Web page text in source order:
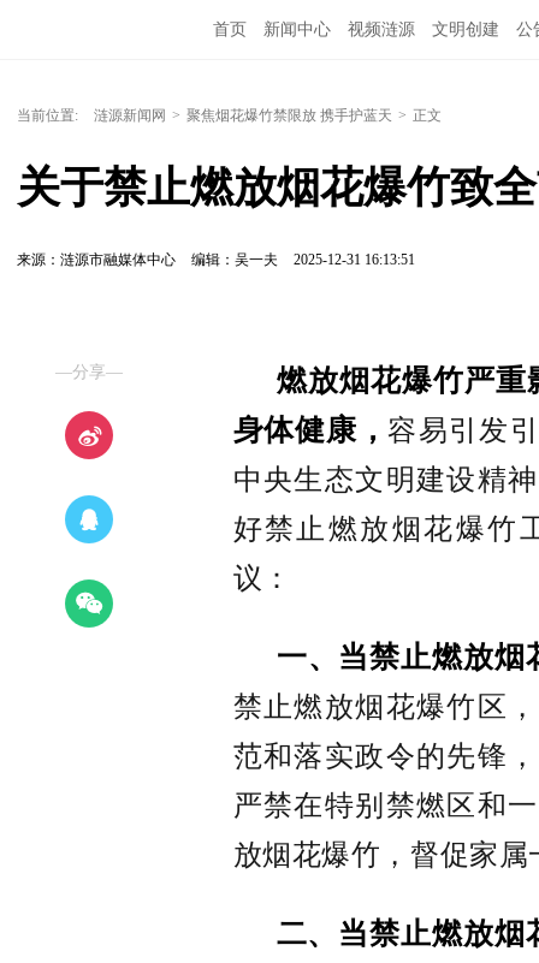
首页 新闻中心 视频涟源 文明创建 公
当前位置: 涟源新闻网 > 聚焦烟花爆竹禁限放 携手护蓝天 > 正文
关于禁止燃放烟花爆竹致
来源：涟源市融媒体中心 编辑：吴一夫 2025-12-31 16:13:51
—分享—
燃放烟花爆竹严重
身体健康，容易引发
中央生态文明建设精
好禁止燃放烟花爆竹
议 ：
一、当禁止燃放烟
禁止燃放烟花爆竹区
范和落实政令的先锋
严禁在特别禁燃区和
放烟花爆竹，督促家
二、当禁止燃放烟